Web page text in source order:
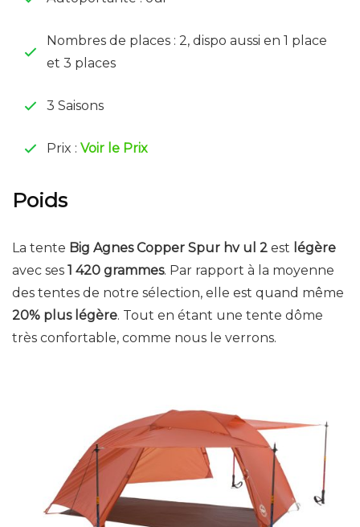
Nombres de places : 2, dispo aussi en 1 place
et 3 places
3 Saisons
Prix : Voir le Prix
Poids
La tente Big Agnes Copper Spur hv ul 2 est légère
avec ses 1 420 grammes. Par rapport à la moyenne
des tentes de notre sélection, elle est quand même
20% plus légère. Tout en étant une tente dôme
très confortable, comme nous le verrons.